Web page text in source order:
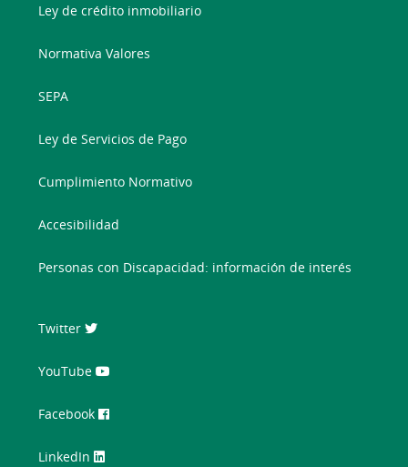
Ley de crédito inmobiliario
Normativa Valores
SEPA
Ley de Servicios de Pago
Cumplimiento Normativo
Accesibilidad
Personas con Discapacidad: información de interés
Twitter
YouTube
Facebook
LinkedIn